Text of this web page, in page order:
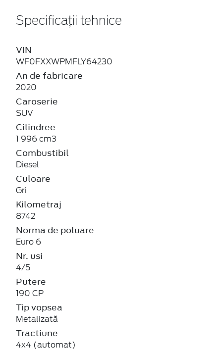
Specificații tehnice
VIN
WF0FXXWPMFLY64230
An de fabricare
2020
Caroserie
SUV
Cilindree
1 996 cm3
Combustibil
Diesel
Culoare
Gri
Kilometraj
8742
Norma de poluare
Euro 6
Nr. usi
4/5
Putere
190 CP
Tip vopsea
Metalizată
Tractiune
4x4 (automat)